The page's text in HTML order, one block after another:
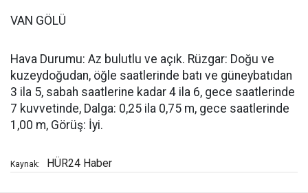
VAN GÖLÜ
Hava Durumu: Az bulutlu ve açık. Rüzgar: Doğu ve
kuzeydoğudan, öğle saatlerinde batı ve güneybatıdan
3 ila 5, sabah saatlerine kadar 4 ila 6, gece saatlerinde
7 kuvvetinde, Dalga: 0,25 ila 0,75 m, gece saatlerinde
1,00 m, Görüş: İyi.
Kaynak: HÜR24 Haber